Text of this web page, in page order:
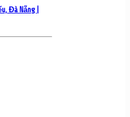
Đà Nẵng |